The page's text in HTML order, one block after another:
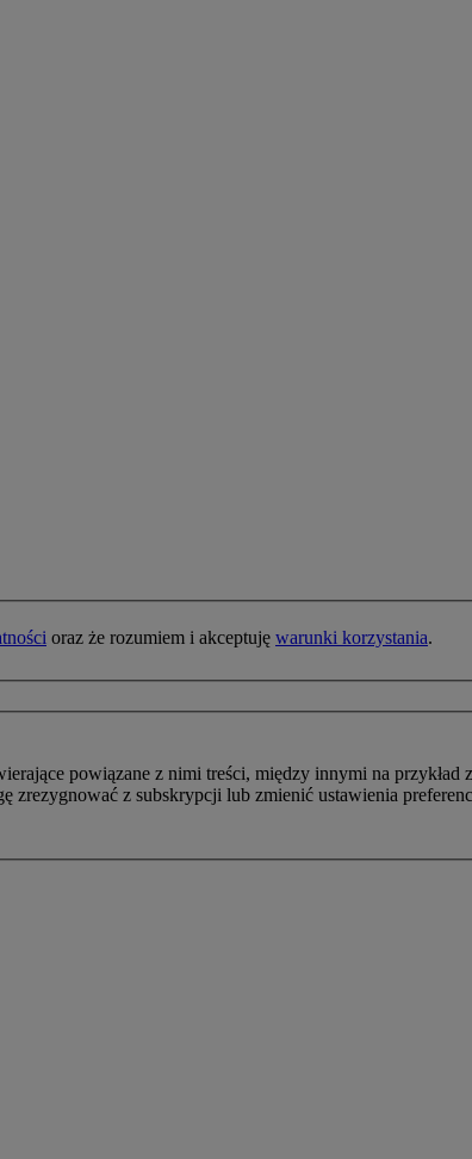
oraz że rozumiem i akceptuję warunki korzystania.
powiązane z nimi treści, między innymi na przykład
z subskrypcji lub zmienić ustawienia